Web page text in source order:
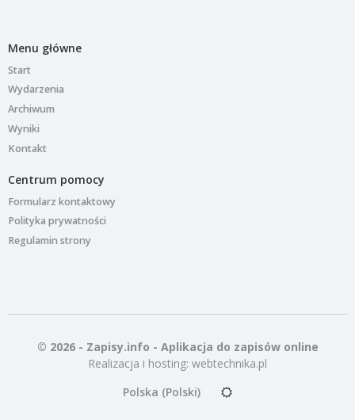
Menu główne
Start
Wydarzenia
Archiwum
Wyniki
Kontakt
Centrum pomocy
Formularz kontaktowy
Polityka prywatności
Regulamin strony
© 2026 - Zapisy.info - Aplikacja do zapisów online
Realizacja i hosting: webtechnika.pl
Polska (Polski)